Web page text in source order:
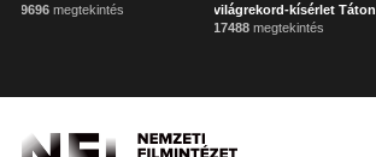
9696 megtekintés
világrekord-kísérlet Táton
17488 megtekintés